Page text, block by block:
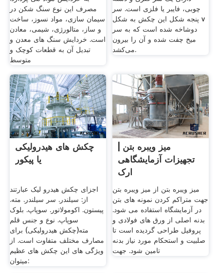
مصرف این نوع سنگ شکن در
سیمان سازی، مواد نسوز، ساخت
و ساز، متالورژی، شیمی، معادن
است. خردایش سنگ های معدن و
تبدیل آن به قطعات کوچک و
متوسط
چوبی، فایبر یا فلزی است. سر
پنجه شکل این چکش به شکل v
دوشاخه شده است که به سر
میخ چفت شده و آن را بیرون
می‌کشد.
چکش های هیدرولیکی
یا پیکور
اجزای چکش هیدرو لیک عبارتند
از: سیلندر. سر سیلندر. مته.
پیستون. اکومولاتور. سوپاپ. بلوک
سوپاپ. نوع و جنس قلم
مته(چکش هیدرولیکی) برای
مصارف مختلف متفاوت است. از
ویژگی های این چکش های عظیم
میتوان:
میز ویبره بتن |
تجهیزات آزمایشگاهی
ارک
میز ویبره بتن از میز ویبره بتن
جهت متراکم کردن نمونه های بتن
در آزمایشگاه استفاده می شود.
بدنه اصلی از ورق های فولادی و
پروفيل طراحی گرديده است تا
صلبیت و استحکام مورد نیاز بدنه
تامین شود. جهت